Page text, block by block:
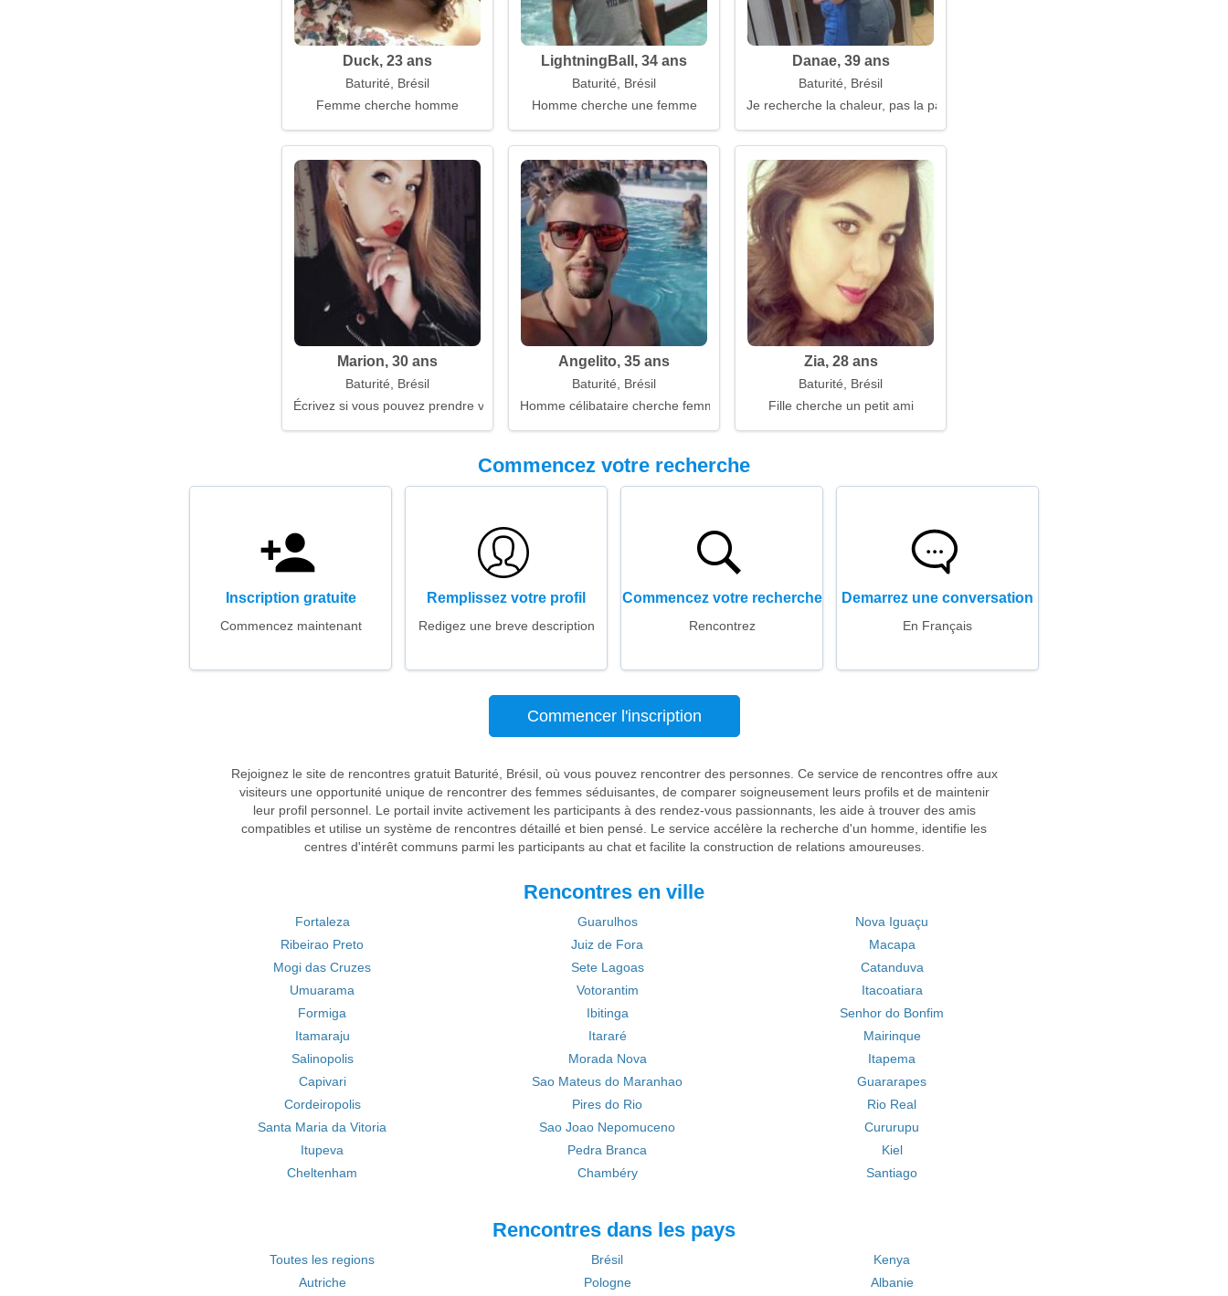
Duck, 23 ans
Baturité, Brésil
Femme cherche homme
LightningBall, 34 ans
Baturité, Brésil
Homme cherche une femme
Danae, 39 ans
Baturité, Brésil
Je recherche la chaleur, pas la passion
Marion, 30 ans
Baturité, Brésil
Écrivez si vous pouvez prendre votre temps
Angelito, 35 ans
Baturité, Brésil
Homme célibataire cherche femme
Zia, 28 ans
Baturité, Brésil
Fille cherche un petit ami
Commencez votre recherche
Inscription gratuite
Commencez maintenant
Remplissez votre profil
Redigez une breve description
Commencez votre recherche
Rencontrez
Demarrez une conversation
En Français
Commencer l'inscription
Rejoignez le site de rencontres gratuit Baturité, Brésil, où vous pouvez rencontrer des personnes. Ce service de rencontres offre aux
visiteurs une opportunité unique de rencontrer des femmes séduisantes, de comparer soigneusement leurs profils et de maintenir
leur profil personnel. Le portail invite activement les participants à des rendez-vous passionnants, les aide à trouver des amis
compatibles et utilise un système de rencontres détaillé et bien pensé. Le service accélère la recherche d'un homme, identifie les
centres d'intérêt communs parmi les participants au chat et facilite la construction de relations amoureuses.
Rencontres en ville
Fortaleza Guarulhos
Nova Iguaçu
Ribeirao Preto
Juiz de Fora
Macapa
Mogi das Cruzes
Sete Lagoas
Catanduva
Umuarama
Votorantim
Itacoatiara
Formiga
Ibitinga
Senhor do Bonfim
Itamaraju
Itararé
Mairinque
Salinopolis
Morada Nova
Itapema
Capivari
Sao Mateus do Maranhao
Guararapes
Cordeiropolis
Pires do Rio
Rio Real
Santa Maria da Vitoria
Sao Joao Nepomuceno
Cururupu
Itupeva
Pedra Branca
Kiel
Cheltenham
Chambéry Santiago
Rencontres dans les pays
Toutes les regions Brésil
Kenya
Autriche
Pologne Albanie